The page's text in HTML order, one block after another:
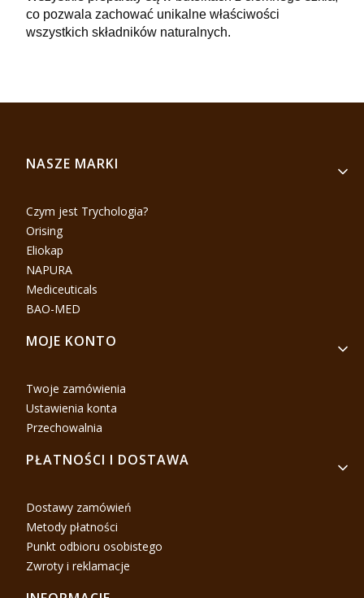
co pozwala zachować unikalne właściwości
wszystkich składników naturalnych.
Linki w stopce
NASZE MARKI
Czym jest Trychologia?
Orising
Eliokap
NAPURA
Mediceuticals
BAO-MED
MOJE KONTO
Twoje zamówienia
Ustawienia konta
Przechowalnia
PŁATNOŚCI I DOSTAWA
Dostawy zamówień
Metody płatności
Punkt odbioru osobistego
Zwroty i reklamacje